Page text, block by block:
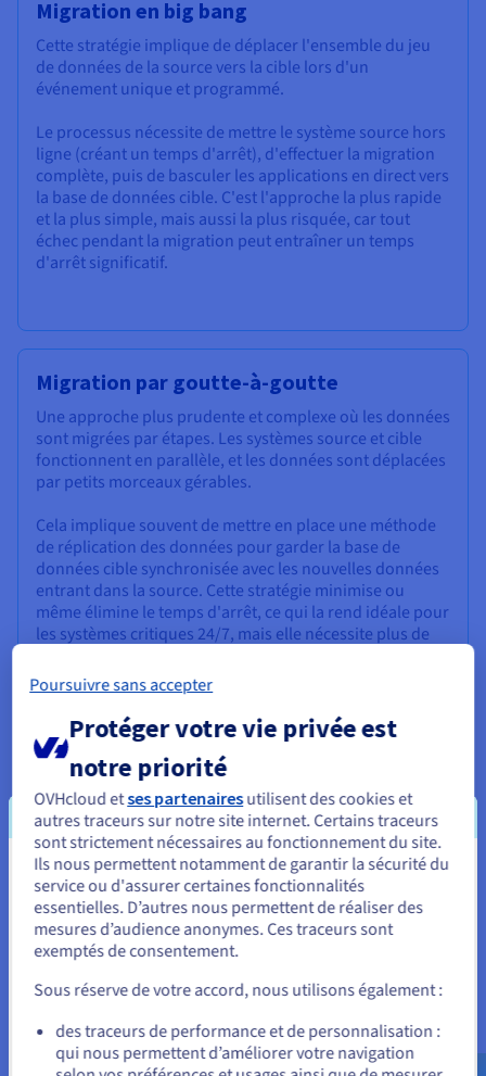
Migration en big bang
Cette stratégie implique de déplacer l'ensemble du jeu
de données de la source vers la cible lors d'un
événement unique et programmé.
Le processus nécessite de mettre le système source hors
ligne (créant un temps d'arrêt), d'effectuer la migration
complète, puis de basculer les applications en direct vers
la base de données cible. C'est l'approche la plus rapide
et la plus simple, mais aussi la plus risquée, car tout
échec pendant la migration peut entraîner un temps
d'arrêt significatif.
Migration par goutte-à-goutte
Une approche plus prudente et complexe où les données
sont migrées par étapes. Les systèmes source et cible
fonctionnent en parallèle, et les données sont déplacées
par petits morceaux gérables.
Cela implique souvent de mettre en place une méthode
de réplication des données pour garder la base de
données cible synchronisée avec les nouvelles données
entrant dans la source. Cette stratégie minimise ou
même élimine le temps d'arrêt, ce qui la rend idéale pour
les systèmes critiques 24/7, mais elle nécessite plus de
Lift-and-shift (Réhébergement)
C'est une stratégie courante pour les migrations vers le
cloud. La base de données est déplacée de son serveur
sur site vers un serveur basé sur le cloud "tel quel", avec
peu ou pas de changements dans le logiciel ou le schéma
de la base de données.
C'est un moyen rapide de moderniser l'infrastructure et
de réduire les coûts matériels, mais cela ne tire pas
pleinement parti des nouvelles fonctionnalités de base
de données natives du cloud.
Vous semblez être localisé en États-
Unis.
Pour commander, rendez-vous sur le site de votre pays (États-
Allez sur le site États-Unis
us.ovhcloud.com/
Anglais USD - $
Poursuivre sans accepter
Protéger votre vie privée est
notre priorité
OVHcloud etses partenairesutilisent des cookies et
autres traceurs sur notre site internet. Certains traceurs
sont strictement nécessaires au fonctionnement du site.
Ils nous permettent notamment de garantir la sécurité du
service ou d'assurer certaines fonctionnalités
essentielles. D’autres nous permettent de réaliser des
mesures d’audience anonymes. Ces traceurs sont
exemptés de consentement.
Sous réserve de votre accord, nous utilisons également :
des traceurs de performance et de personnalisation :
qui nous permettent d’améliorer votre navigation